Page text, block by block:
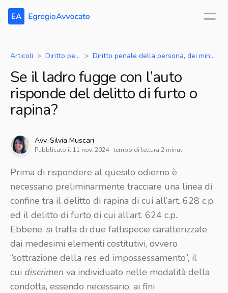
Articoli Diritto penale Diritto penale della persona, dei minori e della famiglia
Se il ladro fugge con l’auto
risponde del delitto di furto o
rapina?
Avv. Silvia Muscari
Pubblicato il 11 nov. 2024 · tempo di lettura 2 minuti
Prima di rispondere al quesito odierno è
necessario preliminarmente tracciare una linea di
confine tra il delitto di rapina di cui all’art. 628 c.p.
ed il delitto di furto di cui all’art. 624 c.p..
Ebbene, si tratta di due fattispecie caratterizzate
dai medesimi elementi costitutivi, ovvero
“sottrazione della res ed impossessamento”, il
cui discrimen va individuato nelle modalità della
condotta, essendo necessario, ai fini